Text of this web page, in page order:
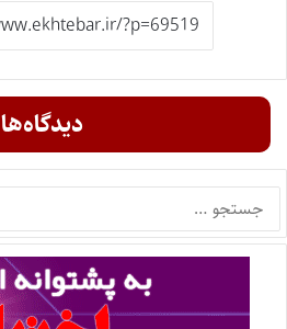
دیدگاه‌ها